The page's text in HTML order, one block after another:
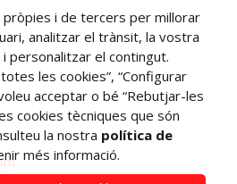
i de tercers per millorar
analitzar el trànsit, la vostra
personalitzar el contingut.
les cookies”, “Configurar
acceptar o bé “Rebutjar-les
cookies tècniques que són
la nostra política de
més informació.